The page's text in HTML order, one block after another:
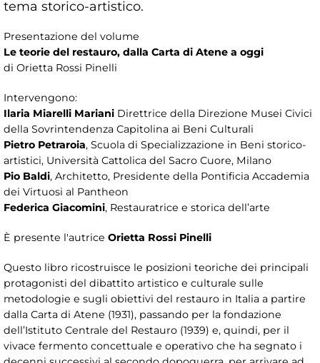
tema storico-artistico.
Presentazione del volume
Le teorie del restauro, dalla Carta di Atene a oggi
di Orietta Rossi Pinelli
Intervengono:
Ilaria Miarelli Mariani Direttrice della Direzione Musei Civici
della Sovrintendenza Capitolina ai Beni Culturali
Pietro Petraroia, Scuola di Specializzazione in Beni storico-
artistici, Università Cattolica del Sacro Cuore, Milano
Pio Baldi, Architetto, Presidente della Pontificia Accademia
dei Virtuosi al Pantheon
Federica Giacomini, Restauratrice e storica dell’arte
È presente l'autrice Orietta Rossi Pinelli
Questo libro ricostruisce le posizioni teoriche dei principali
protagonisti del dibattito artistico e culturale sulle
metodologie e sugli obiettivi del restauro in Italia a partire
dalla Carta di Atene (1931), passando per la fondazione
dell’Istituto Centrale del Restauro (1939) e, quindi, per il
vivace fermento concettuale e operativo che ha segnato i